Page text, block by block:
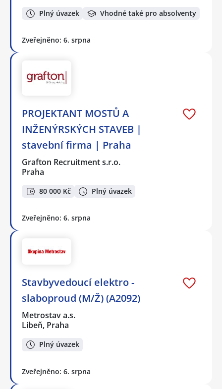
Plný úvazek Vhodné také pro absolventy
Zveřejněno: 6. srpna
PROJEKTANT MOSTŮ A
INŽENÝRSKÝCH STAVEB |
stavební firma | Praha
Grafton Recruitment s.r.o.
Praha
80 000 Kč Plný úvazek
Zveřejněno: 6. srpna
Stavbyvedoucí elektro -
slaboproud (M/Ž) (A2092)
Metrostav a.s.
Libeň, Praha
Plný úvazek
Zveřejněno: 6. srpna